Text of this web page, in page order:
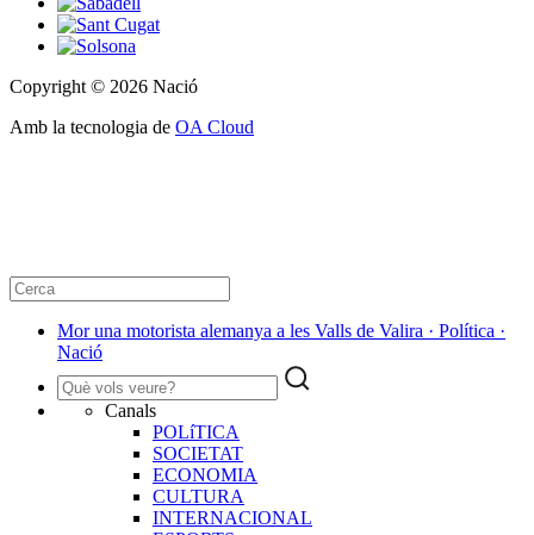
Copyright © 2026 Nació
Amb la tecnologia de OA Cloud
Mor una motorista alemanya a les Valls de Valira · Política ·
Nació
Canals
POLíTICA
SOCIETAT
ECONOMIA
CULTURA
INTERNACIONAL